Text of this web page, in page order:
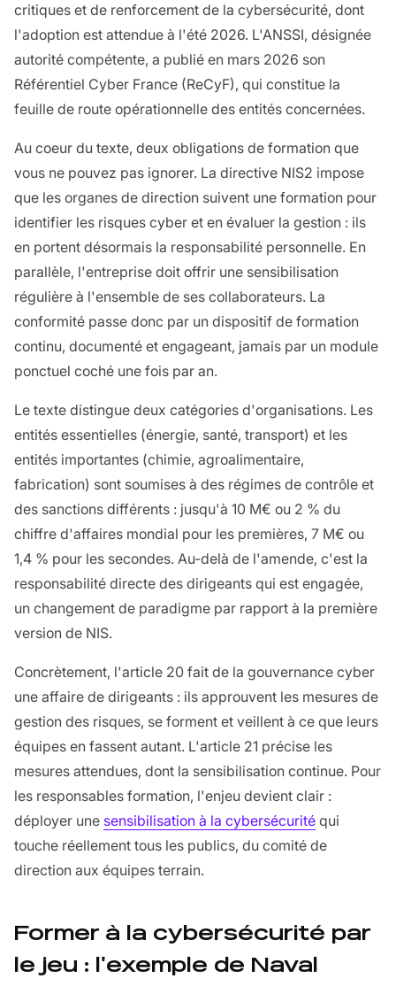
critiques et de renforcement de la cybersécurité, dont
l'adoption est attendue à l'été 2026. L'ANSSI, désignée
autorité compétente, a publié en mars 2026 son
Référentiel Cyber France (ReCyF), qui constitue la
feuille de route opérationnelle des entités concernées.
Au coeur du texte, deux obligations de formation que
vous ne pouvez pas ignorer. La directive NIS2 impose
que les organes de direction suivent une formation pour
identifier les risques cyber et en évaluer la gestion : ils
en portent désormais la responsabilité personnelle. En
parallèle, l'entreprise doit offrir une sensibilisation
régulière à l'ensemble de ses collaborateurs. La
conformité passe donc par un dispositif de formation
continu, documenté et engageant, jamais par un module
ponctuel coché une fois par an.
Le texte distingue deux catégories d'organisations. Les
entités essentielles (énergie, santé, transport) et les
entités importantes (chimie, agroalimentaire,
fabrication) sont soumises à des régimes de contrôle et
des sanctions différents : jusqu'à 10 M€ ou 2 % du
chiffre d'affaires mondial pour les premières, 7 M€ ou
1,4 % pour les secondes. Au-delà de l'amende, c'est la
responsabilité directe des dirigeants qui est engagée,
un changement de paradigme par rapport à la première
version de NIS.
Concrètement, l'article 20 fait de la gouvernance cyber
une affaire de dirigeants : ils approuvent les mesures de
gestion des risques, se forment et veillent à ce que leurs
équipes en fassent autant. L'article 21 précise les
mesures attendues, dont la sensibilisation continue. Pour
les responsables formation, l'enjeu devient clair :
déployer une sensibilisation à la cybersécurité qui
touche réellement tous les publics, du comité de
direction aux équipes terrain.
Former à la cybersécurité par
le jeu : l'exemple de Naval